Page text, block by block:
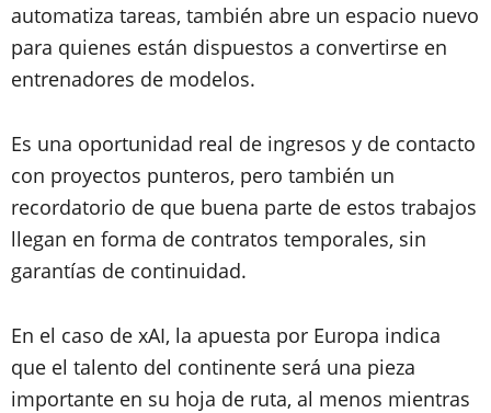
automatiza tareas, también abre un espacio nuevo
para quienes están dispuestos a convertirse en
entrenadores de modelos.
Es una oportunidad real de ingresos y de contacto
con proyectos punteros, pero también un
recordatorio de que buena parte de estos trabajos
llegan en forma de contratos temporales, sin
garantías de continuidad.
En el caso de xAI, la apuesta por Europa indica
que el talento del continente será una pieza
importante en su hoja de ruta, al menos mientras